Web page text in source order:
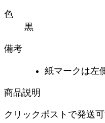
色
黒
備考
紙マークは左
商品説明
クリックポストで発送